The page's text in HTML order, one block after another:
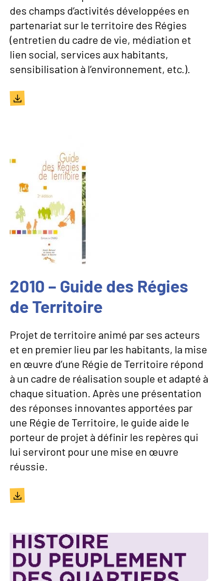
des champs d’activités développées en
partenariat sur le territoire des Régies
(entretien du cadre de vie, médiation et
lien social, services aux habitants,
sensibilisation à l’environnement, etc.).
Document
2010 – Guide des Régies
de Territoire
Projet de territoire animé par ses acteurs
et en premier lieu par les habitants, la mise
en œuvre d’une Régie de Territoire répond
à un cadre de réalisation souple et adapté à
chaque situation. Après une présentation
des réponses innovantes apportées par
une Régie de Territoire, le guide aide le
porteur de projet à définir les repères qui
lui serviront pour une mise en œuvre
réussie.
Document